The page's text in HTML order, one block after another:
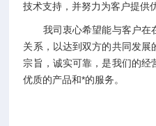
技术支持，并努力为客户提供
我司衷心希望能与客户在
关系，以达到双方的共同发
宗旨，诚实可靠，是我们的
优质的产品和*的服务。